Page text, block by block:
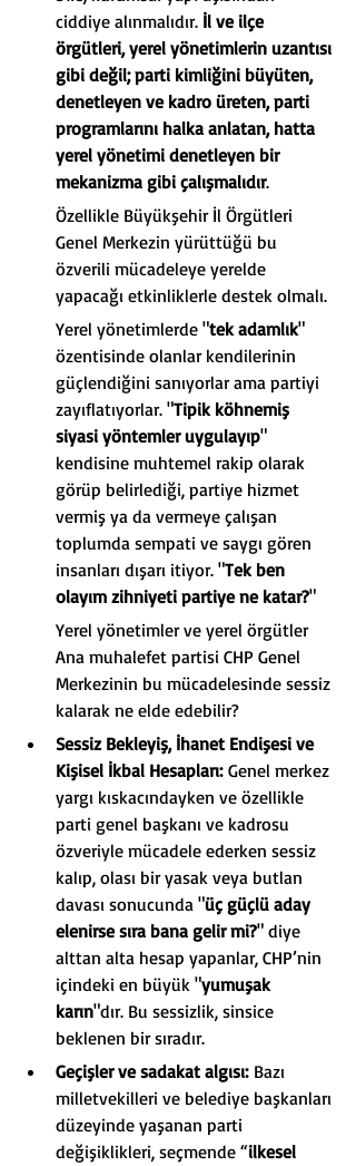
ciddiye alınmalıdır. İl ve ilçe
örgütleri, yerel yönetimlerin uzantısı
gibi değil; parti kimliğini büyüten,
denetleyen ve kadro üreten, parti
programlarını halka anlatan, hatta
yerel yönetimi denetleyen bir
mekanizma gibi çalışmalıdır.
Özellikle Büyükşehir İl Örgütleri
Genel Merkezin yürüttüğü bu
özverili mücadeleye yerelde
yapacağı etkinliklerle destek olmalı.
Yerel yönetimlerde "tek adamlık"
özentisinde olanlar kendilerinin
güçlendiğini sanıyorlar ama partiyi
zayıflatıyorlar. "Tipik köhnemiş
siyasi yöntemler uygulayıp"
kendisine muhtemel rakip olarak
görüp belirlediği, partiye hizmet
vermiş ya da vermeye çalışan
toplumda sempati ve saygı gören
insanları dışarı itiyor. "Tek ben
olayım zihniyeti partiye ne katar?"
Yerel yönetimler ve yerel örgütler
Ana muhalefet partisi CHP Genel
Merkezinin bu mücadelesinde sessiz
kalarak ne elde edebilir?
Sessiz Bekleyiş, İhanet Endişesi ve
Kişisel İkbal Hesapları: Genel merkez
yargı kıskacındayken ve özellikle
parti genel başkanı ve kadrosu
özveriyle mücadele ederken sessiz
kalıp, olası bir yasak veya butlan
davası sonucunda "üç güçlü aday
elenirse sıra bana gelir mi?" diye
alttan alta hesap yapanlar, CHP’nin
içindeki en büyük "yumuşak
karın"dır. Bu sessizlik, sinsice
beklenen bir sıradır.
Geçişler ve sadakat algısı: Bazı
milletvekilleri ve belediye başkanları
düzeyinde yaşanan parti
değişiklikleri, seçmende “ilkesel